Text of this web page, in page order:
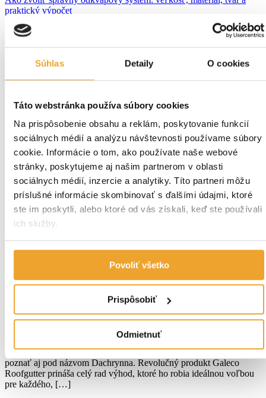
Súhlas Detaily O cookies
Táto webstránka používa súbory cookies
Na prispôsobenie obsahu a reklám, poskytovanie funkcií
sociálnych médií a analýzu návštevnosti používame súbory
cookie. Informácie o tom, ako používate naše webové
stránky, poskytujeme aj našim partnerom v oblasti
sociálnych médií, inzercie a analytiky. Títo partneri môžu
príslušné informácie skombinovať s ďalšími údajmi, ktoré
ste im poskytli, alebo ktoré od vás získali, keď ste používali
ich služby.
Povoliť všetko
Prispôsobiť
Odmietnuť
praktický výpočet
Neustále silnejúce búrky a prívalové dažde nám ukazujú, aké
dôležité je mať efektívny odvodňovací, teda odkvapový systém pre
vyhovuje našim potrebám a špecifikám nášho domu a strechy?
Čitať viac
01. sep 2025
Zimné riziká pre strechy – zamrznuté odkvapy
Ako predísť zamrznutým odkvapom a ľadovým bariéram Zima
prináša nielen krásne zasnežené scenérie, ale aj množstvo nástrah
pre naše domy a ich strešné konštrukcie. Jedným z najčastejších
problémov, ktoré nastávajú počas zimných mesiacov, sú zamrznuté
odkvapy a tvorba ľadových bariér na strechách. Tieto problémy
nielenže znižujú efektivitu odvodnenia, ale môžu viesť aj k vážnym
škodám […]
Čitať viac
03. jún 2024
Nová éra odvádzania dažďovej vody: systém Galeco Roofgutter pre
V neustále sa meniacom stavebnom sektore, kde inovácie zohrávajú
kľúčovú rolu, je dôležité sledovať najnovšie trendy a technológie.
Jednou z najnovších noviniek na trhu je odkvapový systém
Roofgutter od renomovaného poľského výrobcu Galeco. Môžete ho
poznať aj pod názvom Dachrynna. Revolučný produkt Galeco
Roofgutter prináša celý rad výhod, ktoré ho robia ideálnou voľbou
pre každého, […]